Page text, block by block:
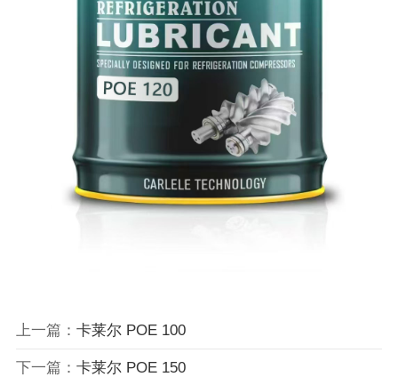
上一篇： 卡莱尔 POE 100
下一篇： 卡莱尔 POE 150